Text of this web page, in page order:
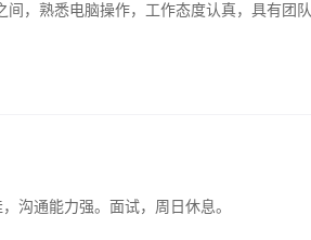
，熟悉电脑操作，工作态度认真，具有团队
沟通能力强。面试，周日休息。